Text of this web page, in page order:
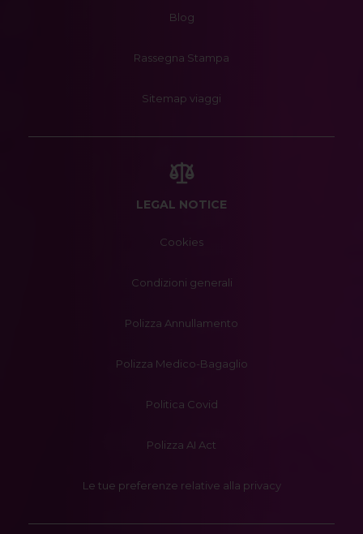
Blog
Rassegna Stampa
Sitemap viaggi
LEGAL NOTICE
Cookies
Condizioni generali
Polizza Annullamento
Polizza Medico-Bagaglio
Politica Covid
Polizza AI Act
Le tue preferenze relative alla privacy